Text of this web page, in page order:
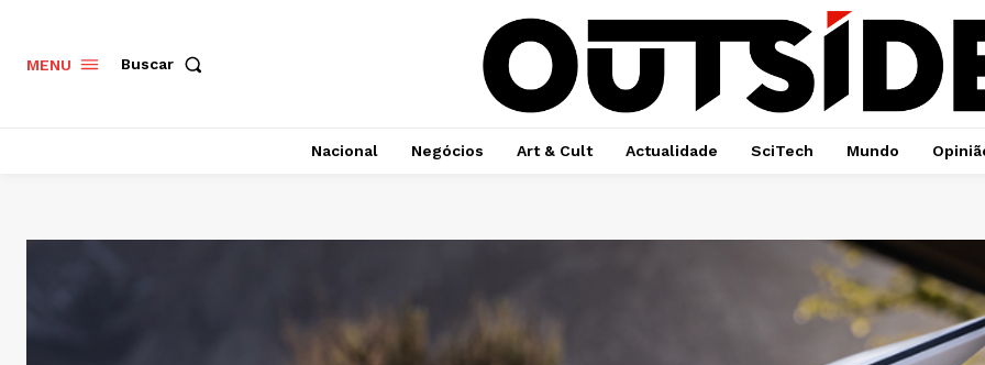
MENU Buscar
Nacional Negócios Art & Cult Actualidade SciTech Mundo